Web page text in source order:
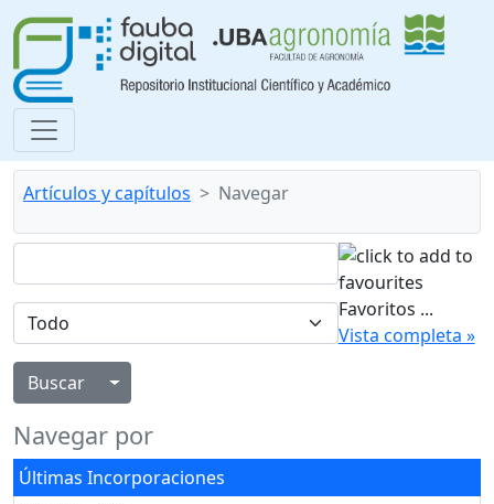
Artículos y capítulos Navegar
Alternar menú desplegable
Favoritos ...
Vista completa »
Navegar por
Últimas Incorporaciones